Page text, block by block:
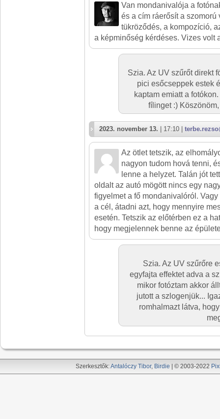
Van mondanivalója a
és a cím ráerősít a szomorú
tükröződés, a kompozíció,
a képminőség kérdéses. Vizes volt
Szia. Az UV szűrőt direkt
pici esőcseppek estek
kaptam emiatt a
fílinget :)
2023. november 13. | 17:10 |
Az ötlet tetszik, az
nagyon tudom hová tenni,
lenne a helyzet. Talán jót
oldalt az autó mögött nincs egy
figyelmet a fő mondanivalóról.
a cél, átadni azt, hogy mennyire
esetén. Tetszik az előtérben ez a
hogy megjelennek benne az
Szia. Az UV szűrőre
egyfajta effektet adva a
mikor fotóztam akkor
jutott a szlogenjük...
romhalmazt látva,
Szerkesztők:Antalóczy Tibor, Birdie | © 2003-2022